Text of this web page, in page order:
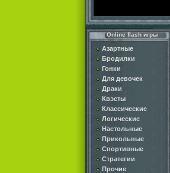
Online flash игры
Азартные
Бродилки
Гонки
Для девочек
Драки
Квэсты
Классические
Логические
Настольные
Прикольные
Спортивные
Стратегии
Прочие